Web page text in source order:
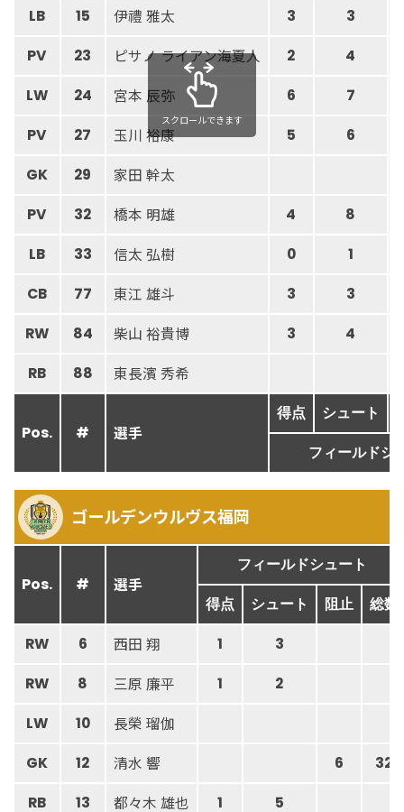
LB 15 伊禮 雅太 3 3
PV 23 ピサノ ライアン海夏人 2 4
LW 24 宮本 辰弥 6 7
PV 27 玉川 裕康 5 6
GK 29 家田 幹太
PV 32 橋本 明雄 4 8
LB 33 信太 弘樹 0 1
CB 77 東江 雄斗 3 3
RW 84 柴山 裕貴博 3 4
RB 88 東長濱 秀希
Pos. # 選手
得点 シュート
フィールドシ
スクロールできます
ゴールデンウルヴス福岡
Pos. # 選手
フィールドシュート
得点 シュート 阻止 総数
RW 6 西田 翔 1 3
RW 8 三原 廉平 1 2
LW 10 長榮 瑠伽
GK 12 清水 響 6 32
RB 13 都々木 雄也 1 5